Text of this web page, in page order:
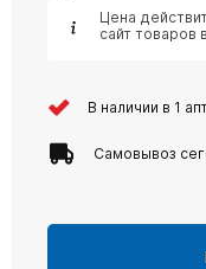
Цена
сайт товаров
В наличии в 1
Самовывоз